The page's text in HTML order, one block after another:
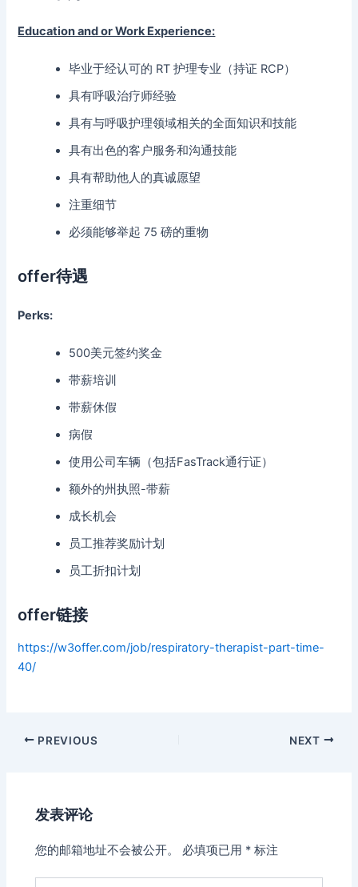
Education and or Work Experience:
毕业于经认可的 RT 护理专业（持证 RCP）
具有呼吸治疗师经验
具有与呼吸护理领域相关的全面知识和技能
具有出色的客户服务和沟通技能
具有帮助他人的真诚愿望
注重细节
必须能够举起 75 磅的重物
offer待遇
Perks:
500美元签约奖金
带薪培训
带薪休假
病假
使用公司车辆（包括FasTrack通行证）
额外的州执照-带薪
成长机会
员工推荐奖励计划
员工折扣计划
offer链接
https://w3offer.com/job/respiratory-therapist-part-time-
40/
Post
PREVIOUS NEXT
发表评论
您的邮箱地址不会被公开。 必填项已用 * 标注